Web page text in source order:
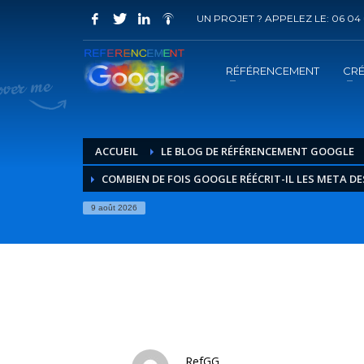
COMMENT ACHETER UN PRESTATION
1 Choisir la prestation
Vous recevrez sous 5 jours ouvrés un mail de
UN PROJET ? APPELEZ LE: 06 04
RÉFÉRENCEMENT
ACCUEIL LE BLOG DE RÉFÉRENCEMENT GOOGLE
COMBIEN DE FOIS GOOGLE RÉÉCRIT-IL LES META
9 août 2026